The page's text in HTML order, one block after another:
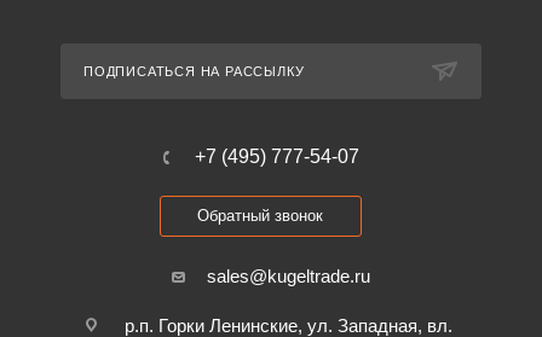
ПОДПИСАТЬСЯ НА РАССЫЛКУ
+7 (495) 777-54-07
Обратный звонок
sales@kugeltrade.ru
р.п. Горки Ленинские, ул. Западная, вл.